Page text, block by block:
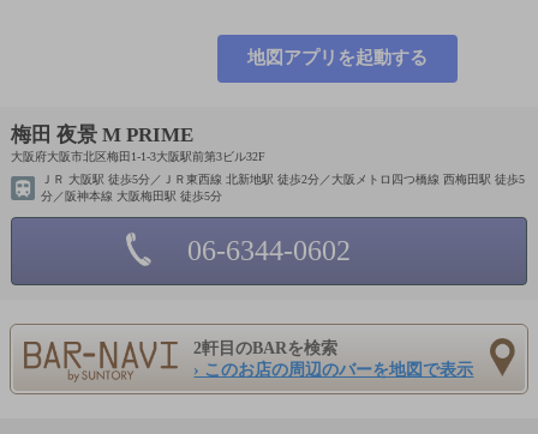
地図アプリを起動する
梅田 夜景 M PRIME
大阪府大阪市北区梅田1-1-3大阪駅前第3ビル32F
ＪＲ 大阪駅 徒歩5分／ＪＲ東西線 北新地駅 徒歩2分／大阪メトロ四つ橋線 西梅田駅 徒歩5
分／阪神本線 大阪梅田駅 徒歩5分
06-6344-0602
2軒目のBARを検索
› このお店の周辺のバーを地図で表示